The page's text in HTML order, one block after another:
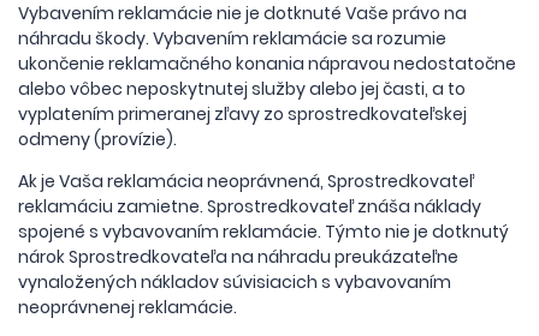
Vybavením reklamácie nie je dotknuté Vaše právo na
náhradu škody. Vybavením reklamácie sa rozumie
ukončenie reklamačného konania nápravou nedostatočne
alebo vôbec neposkytnutej služby alebo jej časti, a to
vyplatením primeranej zľavy zo sprostredkovateľskej
odmeny (provízie).
Ak je Vaša reklamácia neoprávnená, Sprostredkovateľ
reklamáciu zamietne. Sprostredkovateľ znáša náklady
spojené s vybavovaním reklamácie. Týmto nie je dotknutý
nárok Sprostredkovateľa na náhradu preukázateľne
vynaložených nákladov súvisiacich s vybavovaním
neoprávnenej reklamácie.